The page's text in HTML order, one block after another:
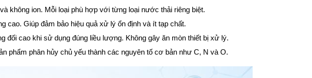
không ion. Mỗi loại phù hợp với từng loại nước thải riêng biệt.
cao. Giúp đảm bảo hiệu quả xử lý ổn định và ít tạp chất.
đối cao khi sử dụng đúng liều lượng. Không gây ăn mòn thiết bị xử lý.
phẩm phân hủy chủ yếu thành các nguyên tố cơ bản như C, N và O.